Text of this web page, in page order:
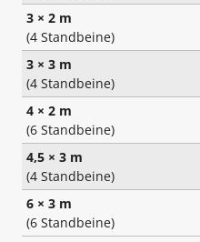
3 × 2 m
(4 Standbeine)
3 × 3 m
(4 Standbeine)
4 × 2 m
(6 Standbeine)
4,5 × 3 m
(4 Standbeine)
6 × 3 m
(6 Standbeine)